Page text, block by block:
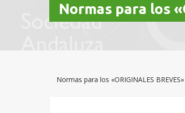
Normas para los
Normas para los «ORIGINALES BREVES»